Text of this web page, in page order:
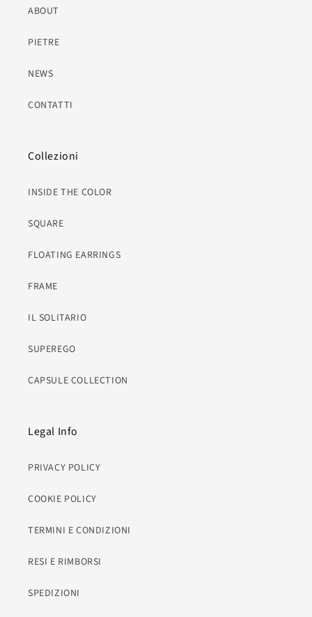
ABOUT
PIETRE
NEWS
CONTATTI
Collezioni
INSIDE THE COLOR
SQUARE
FLOATING EARRINGS
FRAME
IL SOLITARIO
SUPEREGO
CAPSULE COLLECTION
Legal Info
PRIVACY POLICY
COOKIE POLICY
TERMINI E CONDIZIONI
RESI E RIMBORSI
SPEDIZIONI